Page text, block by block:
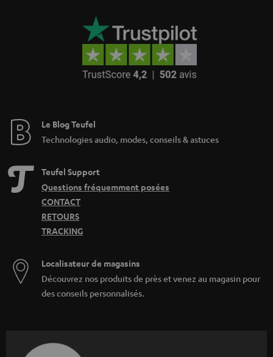
Le Blog Teufel
Technologies audio, modes, conseils & astuces
Teufel Support
Questions fréquemment posées
CONTACT
RETOURS
TRACKING
Localisateur de magasins
Découvrez nos produits de près et venez au magasin pour
des conseils personnalisés.